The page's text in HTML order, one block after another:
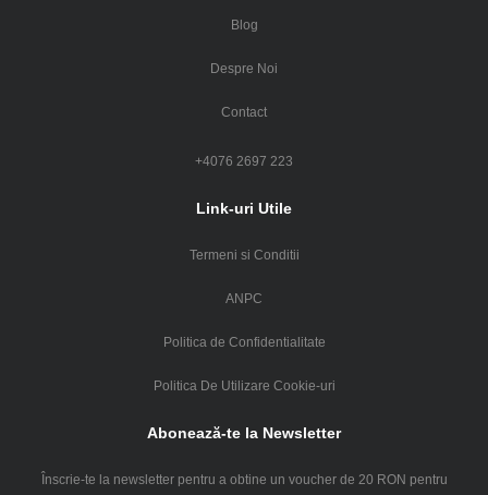
Blog
Despre Noi
Contact
+4076 2697 223
Link-uri Utile
Termeni si Conditii
ANPC
Politica de Confidentialitate
Politica De Utilizare Cookie-uri
Abonează-te la Newsletter
Înscrie-te la newsletter pentru a obtine un voucher de 20 RON pentru